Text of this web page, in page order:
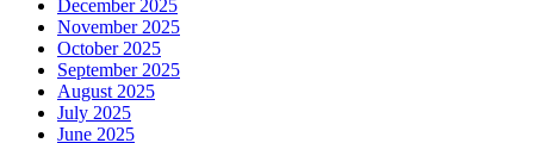
December 2025
November 2025
October 2025
September 2025
August 2025
July 2025
June 2025